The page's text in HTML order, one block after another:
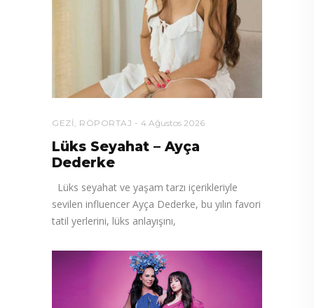
GEZI , RÖPORTAJ 4 Ağustos 2026
Lüks Seyahat – Ayça
Dederke
Lüks seyahat ve yaşam tarzı içerikleriyle
sevilen influencer Ayça Dederke, bu yılın favori
tatil yerlerini, lüks anlayışını,